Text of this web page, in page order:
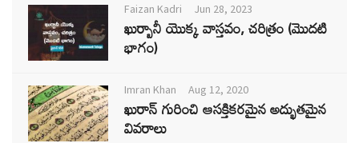
Faizan Kadri Jun 28, 2023
ఖుర్బానీ యొక్క వాస్తవం, చరిత్రం (మొదటి
భాగం)
Imran Khan Aug 12, 2020
ఖురాన్ గురించి ఆసక్తికరమైన అద్భుతమైన
వివరాలు